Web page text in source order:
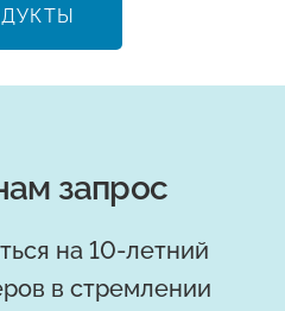
запрос
на 10-летний
в стремлении